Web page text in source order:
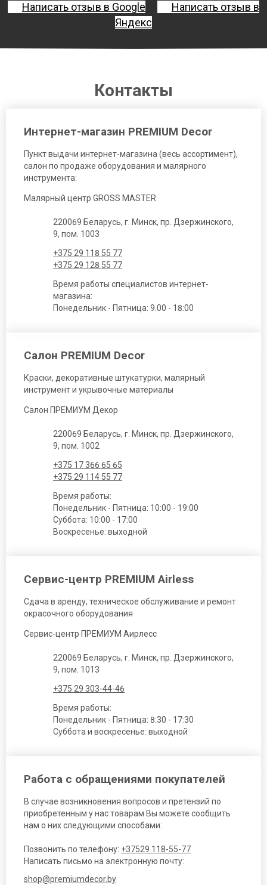
Написать отзыв в Google
Написать отзыв в
Яндекс
Контакты
Интернет-магазин PREMIUM Decor
Пункт выдачи интернет-магазина (весь ассортимент),
салон по продаже оборудования и малярного
инструмента:
Малярный центр GROSS MASTER
220069 Беларусь, г. Минск, пр. Дзержинского,
9, пом. 1003
+375 29 118 55 77
+375 29 128 55 77
Время работы специалистов интернет-
магазина:
Понедельник - Пятница: 9.00 - 18:00
Салон PREMIUM Decor
Краски, декоративные штукатурки, малярный
инструмент и укрывочные материалы
Салон ПРЕМИУМ Декор
220069 Беларусь, г. Минск, пр. Дзержинского,
9, пом. 1002
+375 17 366 65 65
+375 29 114 55 77
Время работы:
Понедельник - Пятница: 10:00 - 19:00
Суббота: 10:00 - 17:00
Воскресенье: выходной
Сервис-центр PREMIUM Airless
Сдача в аренду, техническое обслуживание и ремонт
окрасочного оборудования
Сервис-центр ПРЕМИУМ Аирлесс
220069 Беларусь, г. Минск, пр. Дзержинского,
9, пом. 1013
+375 29 303-44-46
Время работы:
Понедельник - Пятница: 8:30 - 17:30
Суббота и воскресенье: выходной
Работа с обращениями покупателей
В случае возникновения вопросов и претензий по
приобретенным у нас товарам Вы можете сообщить
нам о них следующими способами:
Позвонить по телефону: +37529 118-55-77
Написать письмо на электронную почту:
shop@premiumdecor.by